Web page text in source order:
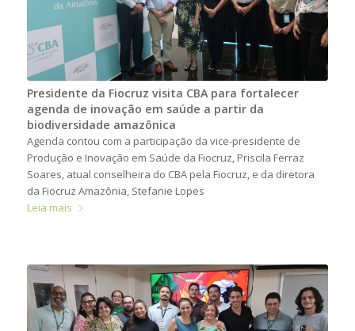
Presidente da Fiocruz visita CBA para fortalecer
agenda de inovação em saúde a partir da
biodiversidade amazônica
Agenda contou com a participação da vice-presidente de
Produção e Inovação em Saúde da Fiocruz, Priscila Ferraz
Soares, atual conselheira do CBA pela Fiocruz, e da diretora
da Fiocruz Amazônia, Stefanie Lopes
Leia mais